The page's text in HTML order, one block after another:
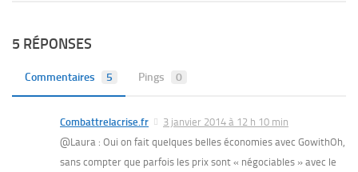
5 RÉPONSES
Commentaires 5 Pings 0
Combattrelacrise.fr
3 janvier 2014 à 12 h 10 min
@Laura : Oui on fait quelques belles économies avec GowithOh,
sans compter que parfois les prix sont « négociables » avec le